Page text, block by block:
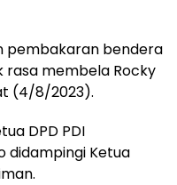
pembakaran bendera
rasa membela Rocky
(4/8/2023).
DPD PDI
didampingi Ketua